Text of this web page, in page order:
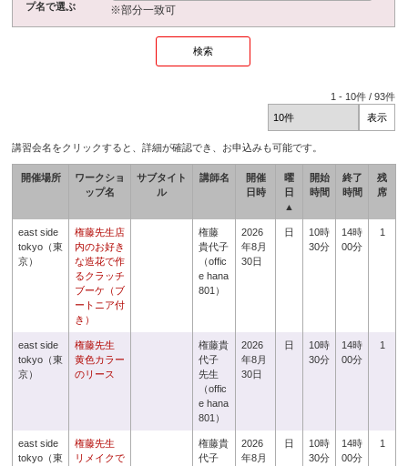
プ名で選ぶ
※部分一致可
1 - 10件 /93件
講習会名をクリックすると、詳細が確認でき、お申込みも可能です。
開催場所
ワークショ
ップ名
サブタイト
ル
講師名
開催
日時
曜
日
▲
開始
時間
終了
時間
残
席
east side
tokyo（東
京）
権藤先生店
内のお好き
な造花で作
るクラッチ
ブーケ（ブ
ートニア付
き）
権藤
貴代子
（offic
e hana
801）
2026
年8月
30日
日
10時
30分
14時
00分
1
east side
tokyo（東
京）
権藤先生
黄色カラー
のリース
権藤貴
代子
先生
（offic
e hana
801）
2026
年8月
30日
日
10時
30分
14時
00分
1
east side
tokyo（東
権藤先生
リメイクで
権藤貴
代子
2026
年8月
日
10時
30分
14時
00分
1